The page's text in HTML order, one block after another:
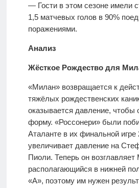
— Гости в этом сезоне имели
1,5 матчевых голов в 90%
поражениями.
Анализ
Жёсткое Рождество для
«Милан» возвращается к
тяжёлых рождественских
оказывается давление, чтобы
форму. «Россонери» были
Аталанте в их финальной игре
увеличивает давление на
Пиоли. Теперь он возглавляет
располагающийся в нижней
«А», поэтому им нужен